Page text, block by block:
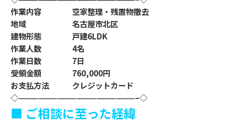
作業内容 空家整理・残置物撤去
地域 名古屋市北区
建物形態 戸建6LDK
作業人数 4名
作業日数 7日
受領金額 760,000円
お支払方法 クレジットカード
◇——————————————————–◇
■ ご相談に至った経緯